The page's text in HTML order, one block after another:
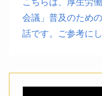
こちらは、厚生労
会議」普及のため
話です。ご参考に